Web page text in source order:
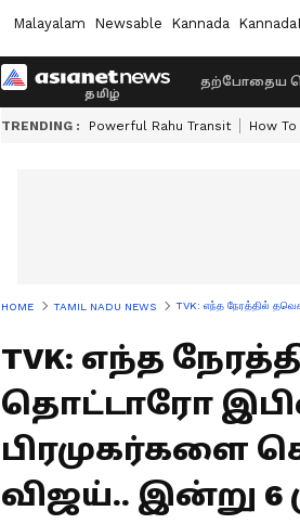
Malayalam Newsable Kannada
தற்போதைய
TRENDING : Powerful Rahu Transit How
HOME TAMIL NADU NEWS TVK: எந்த நேரத்தில்
TVK: எந்த
தொட்டாரோ
பிரமுகர்களை
விஜய்.. இன்று